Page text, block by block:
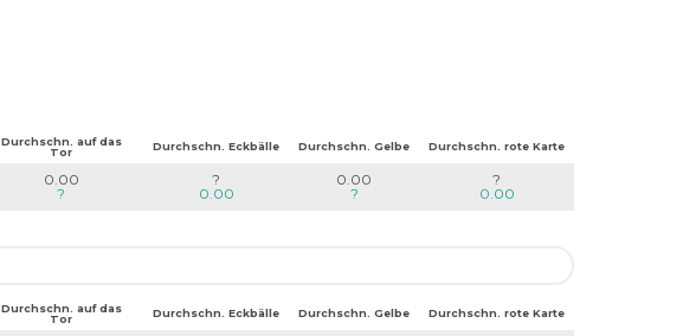
Durchschn. auf das
Tor
Durchschn. Eckbälle Durchschn. Gelbe Durchschn. rote Karte
0.00
?
?
0.00
0.00
?
?
0.00
Durchschn. auf das
Tor
Durchschn. Eckbälle Durchschn. Gelbe Durchschn. rote Karte